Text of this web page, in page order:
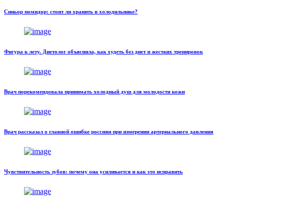
Синьор помидор: стоит ли хранить в холодильнике?
Фигура к лету. Диетолог объяснила, как худеть без диет и жестких тренировок
Врач порекомендовала принимать холодный душ для молодости кожи
Врач рассказал о главной ошибке россиян при измерении артериального давления
Чувствительность зубов: почему она усиливается и как это исправить